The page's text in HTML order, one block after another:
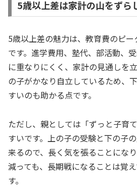
5歳以上差は家計の山をずら
5歳以上差の魅力は、教育費のピ
です。進学費用、塾代、部活動、
に重なりにくく、家計の見通しを
の子がかなり自立しているため、
すいのも助かる点です。
ただし、親としては「ずっと子育
すいです。上の子の受験と下の子
来るので、長く気を張ることにな
減っても、長期戦になることは覚
す。